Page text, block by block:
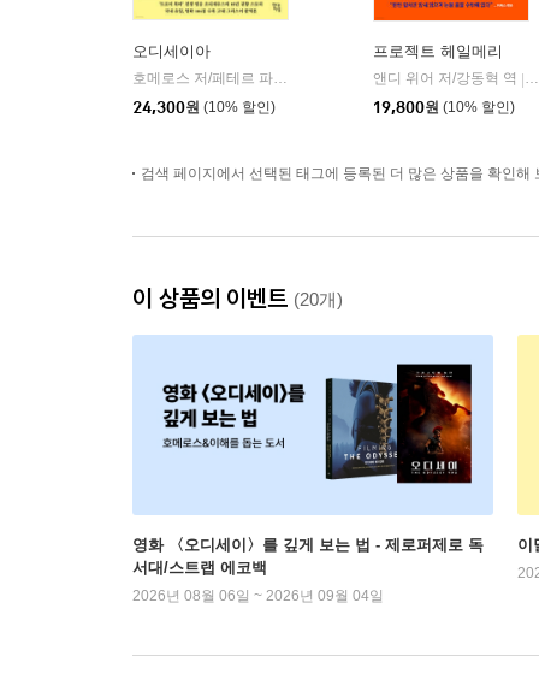
오디세이아
호메로스 저/페테르 파울 루벤스 그림/박문재 역
현대지성
24,300원 (10% 할인)
프로젝트 헤일메리
앤디 위어 저/강동혁 역
19,800원 (10% 할인)
검색 페이지에서 선택된 태그에 등록된 더 많은 상품을 확인해
이 상품의 이벤트 (20개)
영화 〈오디세이〉를 깊게 보는 법 - 제로퍼제로 독
서대/스트랩 에코백
2026년 08월 06일 ~ 2026년 09월 04일
이